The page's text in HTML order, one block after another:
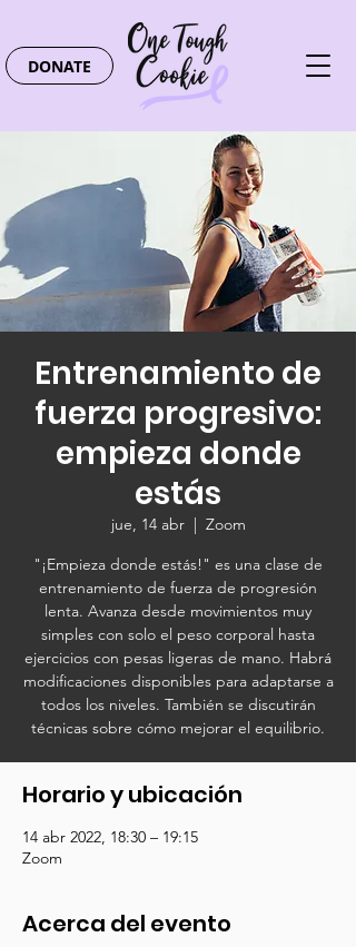
DONATE
Entrenamiento de
fuerza progresivo:
empieza donde
estás
jue, 14 abr
  |
Zoom
"¡Empieza donde estás!" es una clase de
entrenamiento de fuerza de progresión
lenta. Avanza desde movimientos muy
simples con solo el peso corporal hasta
ejercicios con pesas ligeras de mano. Habrá
modificaciones disponibles para adaptarse a
todos los niveles. También se discutirán
técnicas sobre cómo mejorar el equilibrio.
Horario y ubicación
14 abr 2022, 18:30 – 19:15
Zoom
Acerca del evento